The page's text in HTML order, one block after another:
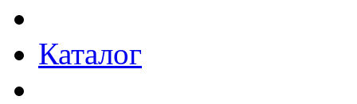
Каталог